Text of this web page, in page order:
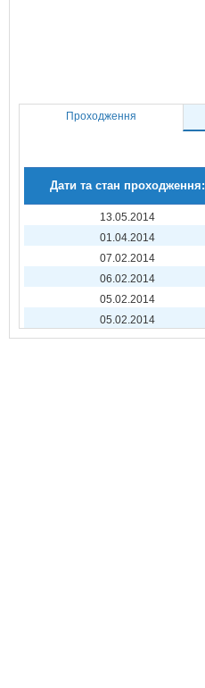
Проходження
Дати та стан проходження:
13.05.2014
01.04.2014
07.02.2014
06.02.2014
05.02.2014
05.02.2014